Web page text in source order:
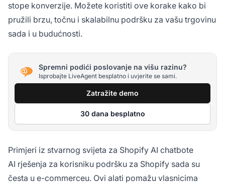
stope konverzije. Možete koristiti ove korake kako bi
pružili brzu, točnu i skalabilnu podršku za vašu trgovinu
sada i u budućnosti.
Spremni podići poslovanje na višu razinu?
Isprobajte LiveAgent besplatno i uvjerite se sami.
Zatražite demo
30 dana besplatno
Primjeri iz stvarnog svijeta za Shopify AI chatbote
AI rješenja za korisniku podršku za Shopify sada su
česta u e-commerceu. Ovi alati pomažu vlasnicima